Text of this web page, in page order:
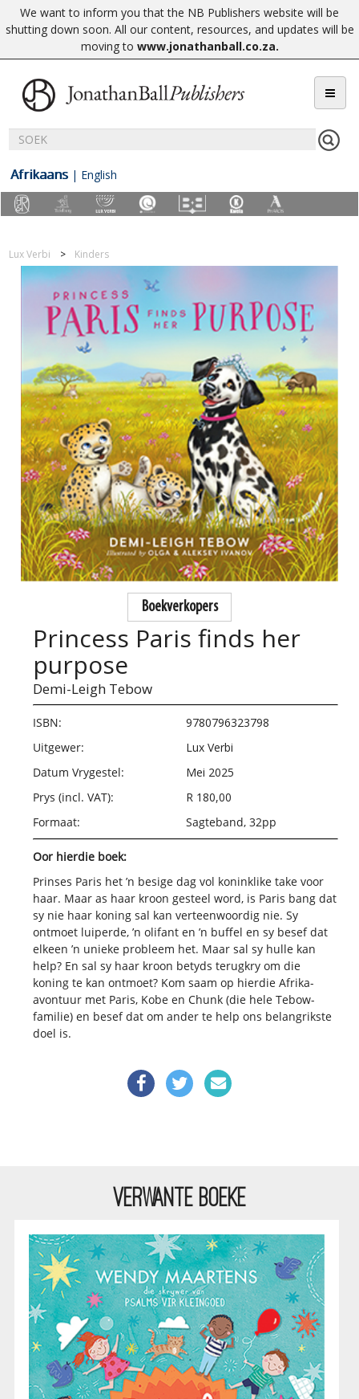
We want to inform you that the NB Publishers website will be
shutting down soon. All our content, resources, and updates will be
moving to www.jonathanball.co.za.
Afrikaans | English
Lux Verbi Kinders
Boekverkopers
Princess Paris finds her
purpose
Demi-Leigh Tebow
ISBN:
9780796323798
Uitgewer:
Lux Verbi
Datum Vrygestel:
Mei 2025
Prys (incl. VAT):
R 180,00
Formaat:
Sagteband, 32pp
Oor hierdie boek:
Prinses Paris het ’n besige dag vol koninklike take voor
haar. Maar as haar kroon gesteel word, is Paris bang dat
sy nie haar koning sal kan verteenwoordig nie. Sy
ontmoet luiperde, ’n olifant en ’n buffel en sy besef dat
elkeen ’n unieke probleem het. Maar sal sy hulle kan
help? En sal sy haar kroon betyds terugkry om die
koning te kan ontmoet? Kom saam op hierdie Afrika-
avontuur met Paris, Kobe en Chunk (die hele Tebow-
familie) en besef dat om ander te help ons belangrikste
doel is.
VERWANTE BOEKE